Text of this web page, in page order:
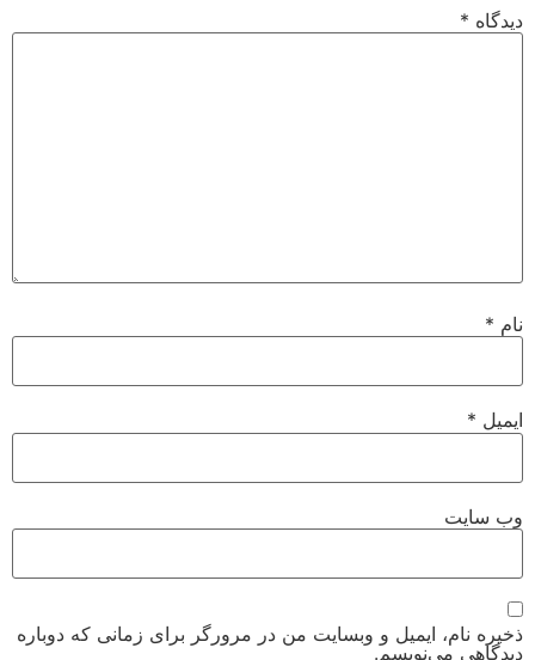
دیدگاه *
نام *
ایمیل *
وب‌ سایت
ذخیره نام، ایمیل و وبسایت من در مرورگر برای زمانی که دوباره
دیدگاهی می‌نویسم.